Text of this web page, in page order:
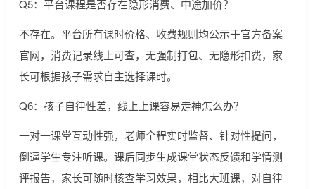
Q5：平台课程是否存在隐形消费、中途加价？
不存在。平台所有课时价格、收费规则均公示于官方备案
官网，消费记录线上可查，无强制打包、无隐形扣费，家
长可根据孩子需求自主选择课时。
Q6：孩子自律性差，线上上课容易走神怎么办？
一对一课堂互动性强，老师全程实时监督、针对性提问，
倒逼学生专注听课。课后同步生成课堂状态反馈和学情测
评报告，家长可随时核查学习效果，相比大班课，对自律